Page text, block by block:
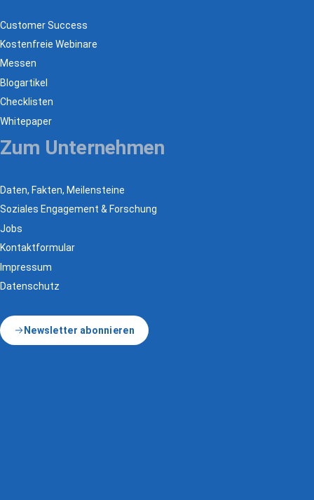
Customer Success
Kostenfreie Webinare
Messen
Blogartikel
Checklisten
Whitepaper
Zum Unternehmen
Daten, Fakten, Meilensteine
Soziales Engagement & Forschung
Jobs
Kontaktformular
Impressum
Datenschutz
Newsletter abonnieren